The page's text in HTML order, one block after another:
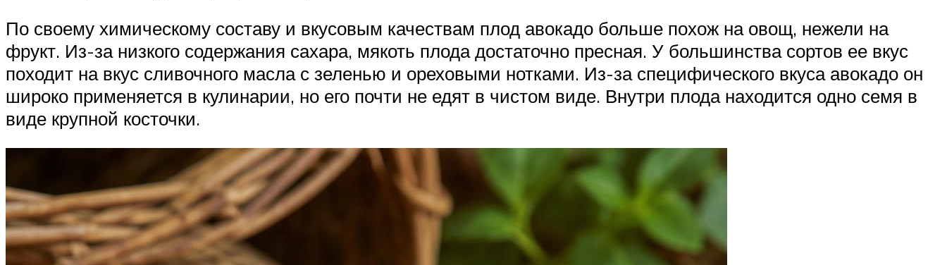
По своему химическому составу и вкусовым качествам плод авокадо больше похож на овощ, нежели на
фрукт. Из-за низкого содержания сахара, мякоть плода достаточно пресная. У большинства сортов ее вкус
походит на вкус сливочного масла с зеленью и ореховыми нотками. Из-за специфического вкуса авокадо он
широко применяется в кулинарии, но его почти не едят в чистом виде. Внутри плода находится одно семя в
виде крупной косточки.